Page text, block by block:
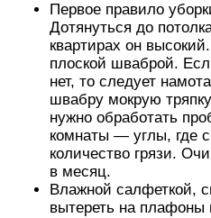
Первое правило
Дотянуться до
квартирах он
плоской шваброй.
нет, то следует
швабру мокрую
нужно обработать
комнаты — углы, где
количество грязи.
в месяц.
Влажной салфеткой,
вытереть на